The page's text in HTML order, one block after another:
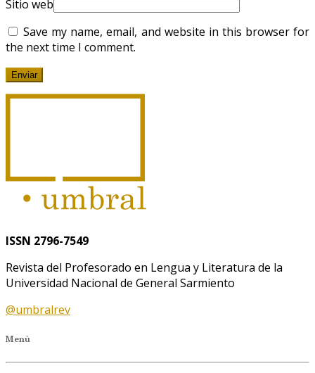
Sitio web
Save my name, email, and website in this browser for
the next time I comment.
ISSN 2796-7549
Revista del Profesorado en Lengua y Literatura de la
Universidad Nacional de General Sarmiento
@umbralrev
Menú